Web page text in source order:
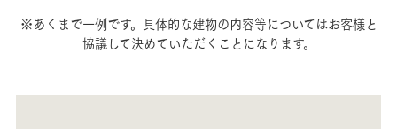
※あくまで一例です。具体的な建物の内容等についてはお客様と
協議して決めていただくことになります。